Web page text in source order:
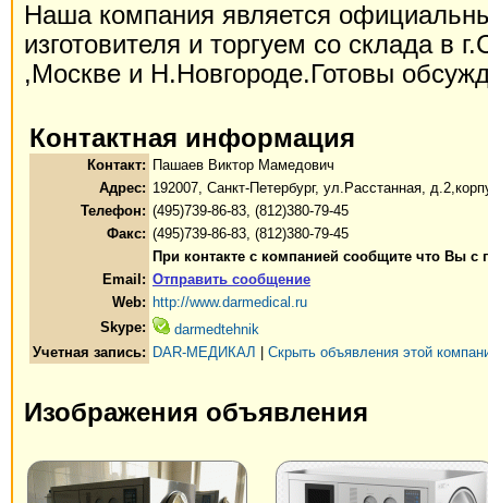
Наша компания является
изготовителя и торгуем со склада в
,Москве и Н.Новгороде.Готовы
Контактная информация
Контакт: Пашаев Виктор Мамедович
Адрес: 192007, Санкт-Петербург, ул.Расстанная,
Телефон: (495)739-86-83, (812)380-79-45
Факс: (495)739-86-83, (812)380-79-45
При контакте с компанией сообщите что Вы с
Email: Отправить сообщение
Web: http://www.darmedical.ru
Skype:
darmedtehnik
Учетная запись: DAR-МЕДИКАЛ Скрыть объявления этой
Изображения объявления